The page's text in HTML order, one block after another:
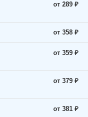
от 289 ₽
от 358 ₽
от 359 ₽
от 379 ₽
от 381 ₽